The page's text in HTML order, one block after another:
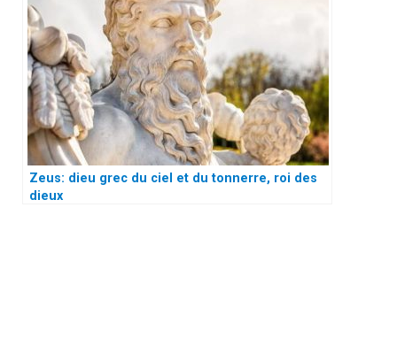
Zeus: dieu grec du ciel et du tonnerre, roi des
dieux